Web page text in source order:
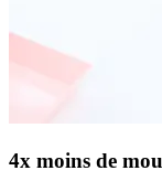
4x moins de